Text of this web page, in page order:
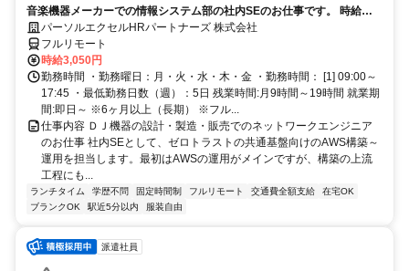
音楽機器メーカーでの情報システム部の社内SEのお仕事です。 時給
3050円！基本はフル在宅が可能です！ （状況によって出社有り） AWS
構築の上流工程にも携われます！ご本人負担が約4割でとってもお得な
パナソニック健保に加入頂けます！
パーソルエクセルHRパートナーズ 株式会社
フルリモート
時給3,050円
勤務時間 ・勤務曜日：月・火・水・木・金 ・勤務時間： [1] 09:00～
17:45 ・最低勤務日数（週）：5日 残業時間:月9時間～19時間 就業期
間:即日～ ※6ヶ月以上（長期） ※フル...
仕事内容 ＤＪ機器の設計・製造・販売でのネットワークエンジニア
のお仕事 社内SEとして、ゼロトラストの共通基盤向けのAWS構築～
運用を担当します。最初はAWSの運用がメインですが、構築の上流
工程にも...
ランチタイム 学歴不問 固定時間制 フルリモート 交通費全額支給
在宅OK
ブランクOK
駅近5分以内 服装自由
派遣社員